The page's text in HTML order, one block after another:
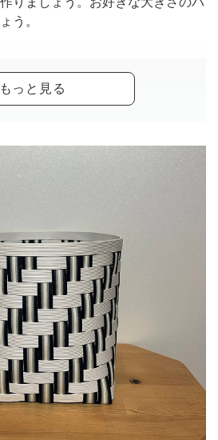
う。
っていただきます（持参したキッ
す）
。お好きな色のバンドを選びます
ぶのが楽しいです）色々な編み方
な編み方が覚えられます）
なものを作っていきます（サイ
聞きします）作って楽しい、使え
一緒に作りましょう。